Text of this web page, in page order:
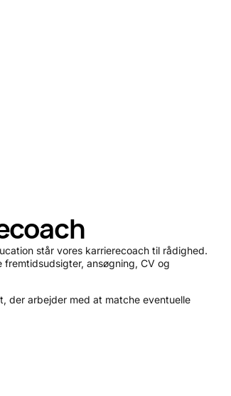
står vores karrierecoach til rådighed.
ansøgning, CV og
der arbejder med at matche eventuelle